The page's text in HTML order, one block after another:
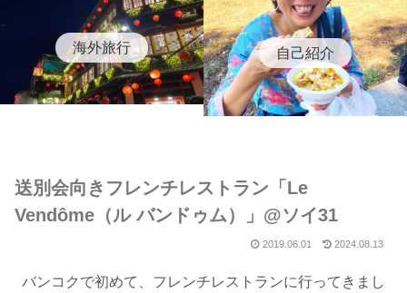
海外旅行 自己紹介
送別会向きフレンチレストラン「Le
Vendôme（ル バンドゥム）」@ソイ31
2019.06.01 2024.08.13
バンコクで初めて、フレンチレストランに行ってきまし